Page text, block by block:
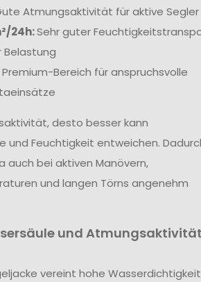
Atmungsaktivität für aktive Segler
24h:Sehr guter
Belastung
Premium-Bereich für anspruchsvolle
desto besser kann
und Feuchtigkeit entweichen.
auch bei aktiven Manövern,
und langen Törns angenehm
und
vereint hohe Wasserdichtigkeit